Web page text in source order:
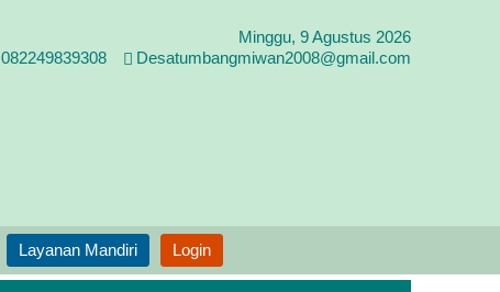
Minggu, 9 Agustus 2026
082249839308
Desatumbangmiwan2008@gmail.com
Layanan Mandiri Login